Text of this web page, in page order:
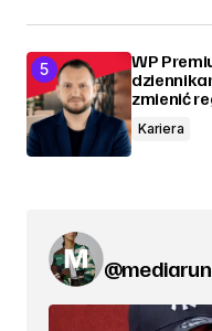
WP
zmienić
Kariera
@mediarun